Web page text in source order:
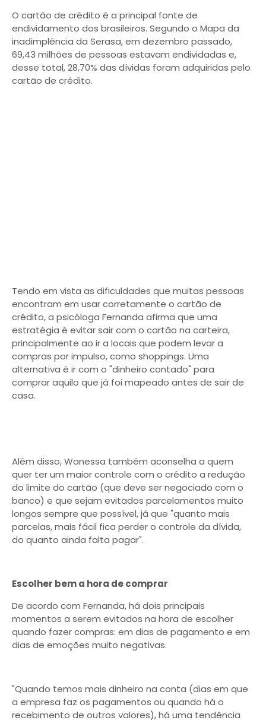
O cartão de crédito é a principal fonte de
endividamento dos brasileiros. Segundo o Mapa da
inadimplência da Serasa, em dezembro passado,
69,43 milhões de pessoas estavam endividadas e,
desse total, 28,70% das dívidas foram adquiridas pelo
cartão de crédito.
Tendo em vista as dificuldades que muitas pessoas
encontram em usar corretamente o cartão de
crédito, a psicóloga Fernanda afirma que uma
estratégia é evitar sair com o cartão na carteira,
principalmente ao ir a locais que podem levar a
compras por impulso, como shoppings. Uma
alternativa é ir com o "dinheiro contado" para
comprar aquilo que já foi mapeado antes de sair de
casa.
Além disso, Wanessa também aconselha a quem
quer ter um maior controle com o crédito a redução
do limite do cartão (que deve ser negociado com o
banco) e que sejam evitados parcelamentos muito
longos sempre que possível, já que "quanto mais
parcelas, mais fácil fica perder o controle da dívida,
do quanto ainda falta pagar".
Escolher bem a hora de comprar
De acordo com Fernanda, há dois principais
momentos a serem evitados na hora de escolher
quando fazer compras: em dias de pagamento e em
dias de emoções muito negativas.
"Quando temos mais dinheiro na conta (dias em que
a empresa faz os pagamentos ou quando há o
recebimento de outros valores), há uma tendência